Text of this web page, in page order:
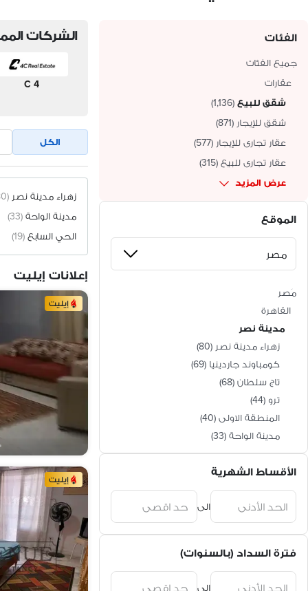
الفئات
جميع الفئات
عقارات
شقق للبيع (
1,136
)
شقق للإيجار (
871
)
عقار تجارى للإيجار (
577
)
عقار تجارى للبيع (
315
)
عرض المزيد
الموقع
مَصر
القاهرة
مدينة نصر
زهراء مدينة نصر (
80
)
كومباوند جاردينيا (
69
)
تاج سلطان (
68
)
ترو (
44
)
المنطقة الاولى (
40
)
مدينة الواحة (
33
)
كومباوند ترو جيت (
26
)
الحي الثامن (
24
)
المنطقة السادسة
24
)
كومباوند دجلة لاندمارك (
21
)
الحي السابع (
19
)
الحي السادس (
12
)
المنطقة التاسعة
10
الأقساط الشهرية
الى
فترة السداد (بالسنوات)
الى
الشركات
4 C
الكل
زهراء مدينة نصر (80)
مدينة الواحة (33)
الحي السابع (19)
إعلانات إيليت
إيليت
إيليت